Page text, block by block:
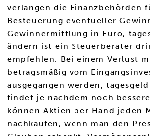
verlangen die Finanzbehörden
Besteuerung eventueller
Gewinnermittlung in Euro,
ändern ist ein Steuerberater
empfehlen. Bei einem Verlust
betragsmäßig vom
ausgegangen werden,
findet je nachdem noch
können Aktien per Hand jeden
nachkaufen, wenn man den